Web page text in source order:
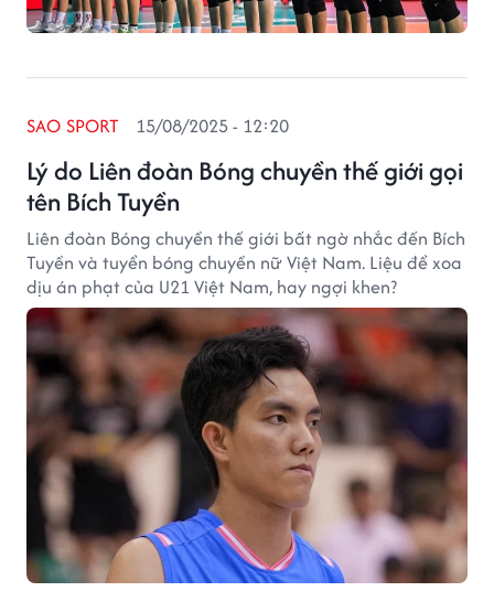
Lý do Liên đoàn Bóng chuyền thế giới gọi
tên Bích Tuyền
SAO SPORT 15/08/2025 - 12:20
Liên đoàn Bóng chuyền thế giới bất ngờ nhắc đến Bích
Tuyền và tuyển bóng chuyền nữ Việt Nam. Liệu để xoa
dịu án phạt của U21 Việt Nam, hay ngợi khen?